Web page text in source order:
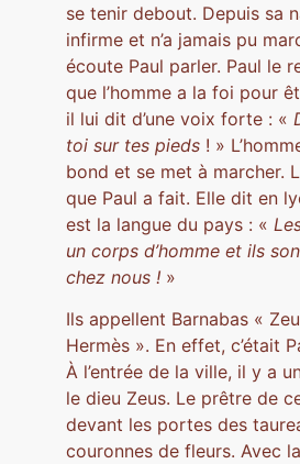
se tenir debout. Depuis sa
infirme et n’a jamais pu
écoute Paul parler. Paul le
que l’homme a la foi pour
il lui dit d’une voix forte : «
toi sur tes pieds ! »
bond et se met à marcher.
que Paul a fait. Elle dit en
est la langue du pays : «
un corps d’homme et ils
chez nous ! »
Ils appellent Barnabas «
Hermès ». En effet, c’était
À l’entrée de la ville, il y a
le dieu Zeus. Le prêtre de
devant les portes des
couronnes de fleurs. Avec